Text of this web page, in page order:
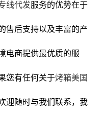
线代发服务的优势在于
售后支持以及丰富的产
电商提供最优质的服
您有任何关于烤箱美国
迎随时与我们联系，我